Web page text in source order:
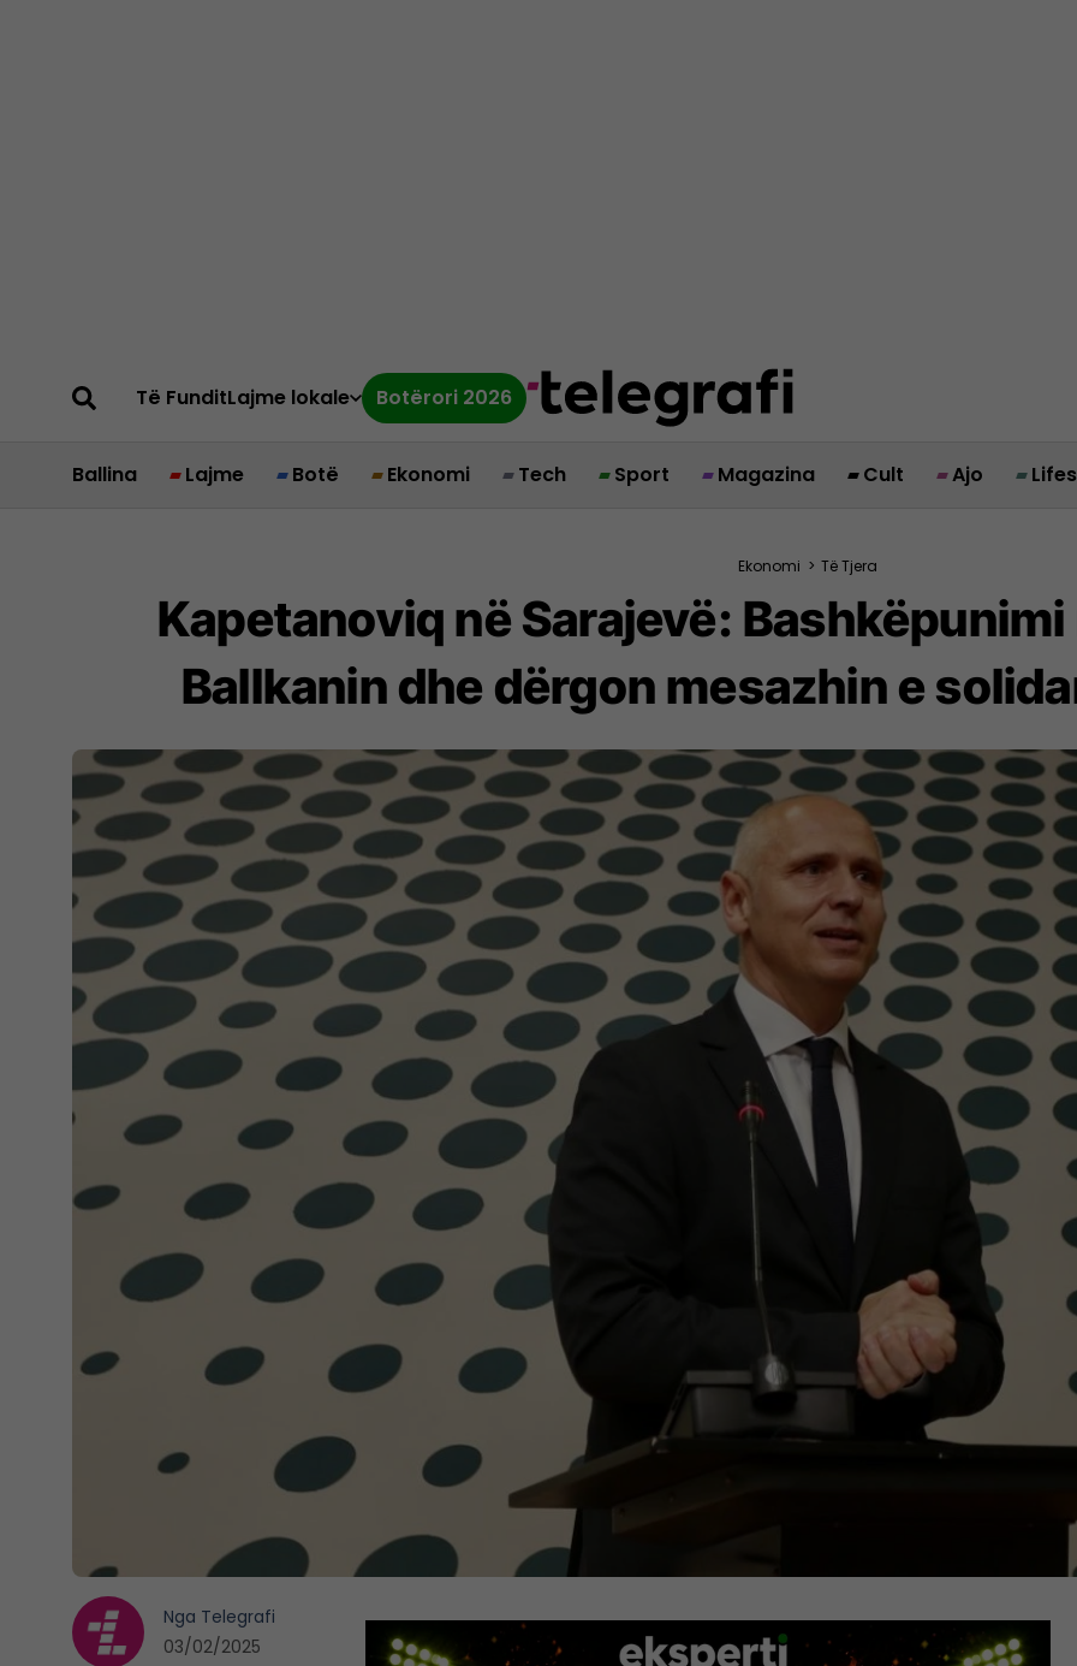
Të FunditLajme lokale Botërori 2026
Ballina Lajme Botë Ekonomi Tech Sport Magazina Cult Ajo
Ekonomi > Të Tjera
Kapetanoviq në Sarajevë:
Ballkanin dhe dërgon mesazhin e
Nga Telegrafi
03/02/2025